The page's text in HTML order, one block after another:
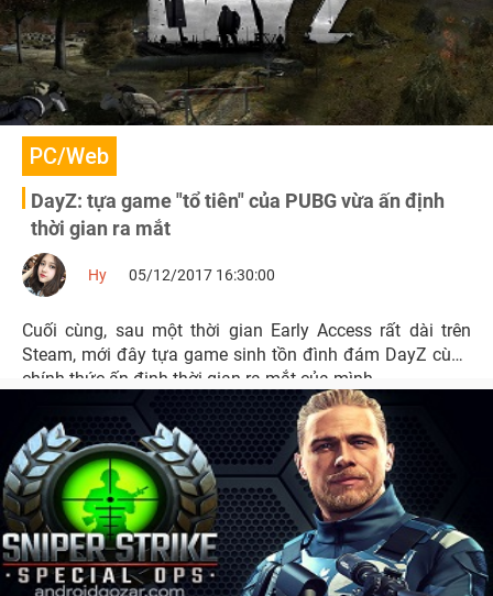
PC/Web
DayZ: tựa game "tổ tiên" của PUBG vừa ấn định
thời gian ra mắt
Hy 05/12/2017 16:30:00
Cuối cùng, sau một thời gian Early Access rất dài trên
Steam, mới đây tựa game sinh tồn đình đám DayZ cùng
chính thức ấn định thời gian ra mắt của mình.